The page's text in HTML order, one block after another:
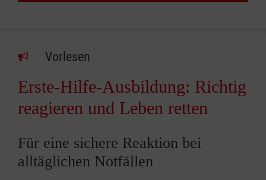
Vorlesen
Erste-Hilfe-Ausbildung: Richtig
reagieren und Leben retten
Für eine sichere Reaktion bei
alltäglichen Notfällen